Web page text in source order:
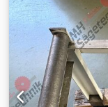
000 mm a se
500 mm pro
chladicí jednotkou
- připraven k
kontroly Platba :
Prosíme o zaslání
skladem -